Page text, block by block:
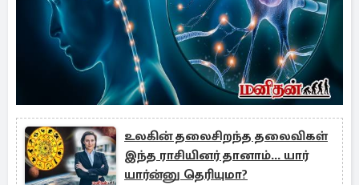
உலகின் தலைசிறந்த தலைவிகள்
இந்த ராசியினர் தானாம்... யார்
யார்ன்னு தெரியுமா?